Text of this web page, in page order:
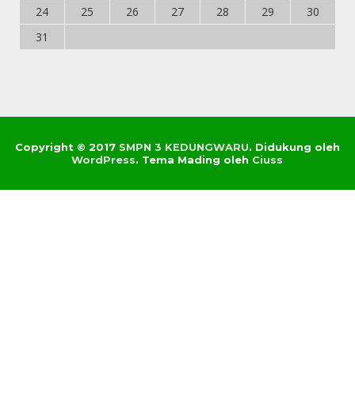
24
25 26 27 28 29
30
31
Copyright © 2017 SMPN 3 KEDUNGWARU. Didukung oleh
WordPress. Tema Mading oleh Ciuss